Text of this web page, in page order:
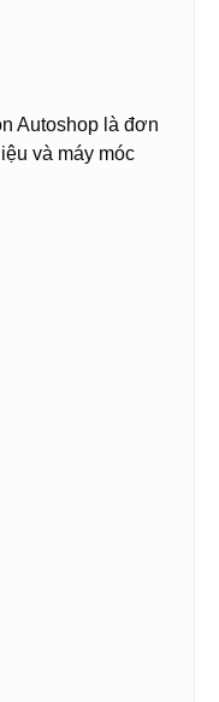
Autoshop là đơn
và máy móc